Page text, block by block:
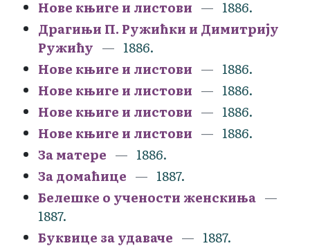
Нове књиге и листови
1886.
Драгињи П. Ружићки и Димитрију
Ружићу
1886.
Нове књиге и листови
1886.
Нове књиге и листови
1886.
Нове књиге и листови
1886.
Нове књиге и листови
1886.
За матере
1886.
За домаћице
1887.
Белешке о учености женскиња
1887.
Буквице за удаваче
1887.